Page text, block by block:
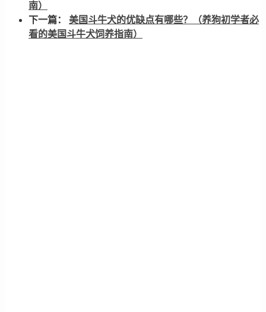
南）
下一篇： 美国斗牛犬的优缺点有哪些？（养狗初学者必
看的美国斗牛犬饲养指南）